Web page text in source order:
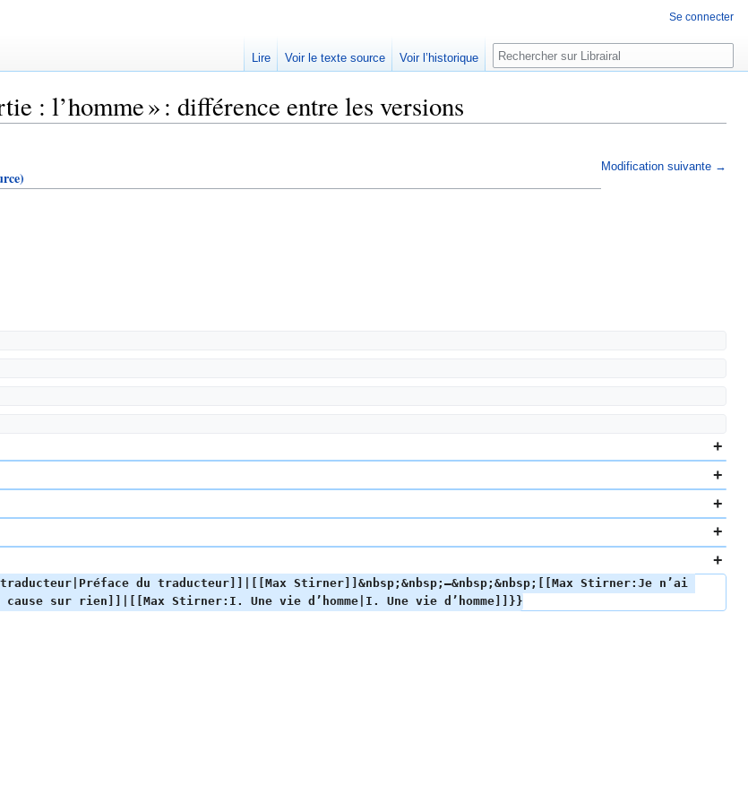
: l’homme » : différence entre les versions
Modification suivante →
du traducteur]]|[[Max Stirner]]&nbsp;&nbsp;—&nbsp;&nbsp;[[Max Stirner:Je n’ai
cause sur rien]]|[[Max Stirner:I. Une vie d’homme|I. Une vie d’homme]]}}
Se connecter
Lire Voir le texte source Voir l’historique Rechercher